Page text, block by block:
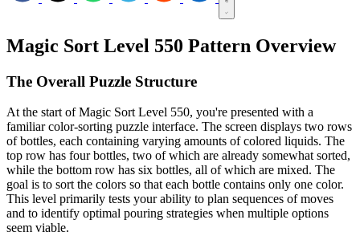
Magic Sort Level 550 Pattern Overview
The Overall Puzzle Structure
At the start of Magic Sort Level 550, you're presented with a
familiar color-sorting puzzle interface. The screen displays two rows
of bottles, each containing varying amounts of colored liquids. The
top row has four bottles, two of which are already somewhat sorted,
while the bottom row has six bottles, all of which are mixed. The
goal is to sort the colors so that each bottle contains only one color.
This level primarily tests your ability to plan sequences of moves
and to identify optimal pouring strategies when multiple options
seem viable.